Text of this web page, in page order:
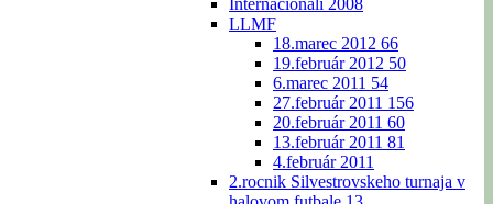
Internacionáli 2008
LLMF
18.marec 2012 66
19.február 2012 50
6.marec 2011 54
27.február 2011 156
20.február 2011 60
13.február 2011 81
4.február 2011
2.rocnik Silvestrovskeho turnaja v